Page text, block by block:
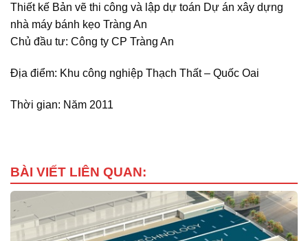
Thiết kế Bản vẽ thi công và lập dự toán Dự án xây dựng
nhà máy bánh kẹo Tràng An
Chủ đầu tư: Công ty CP Tràng An
Địa điểm: Khu công nghiệp Thạch Thất – Quốc Oai
Thời gian: Năm 2011
BÀI VIẾT LIÊN QUAN: